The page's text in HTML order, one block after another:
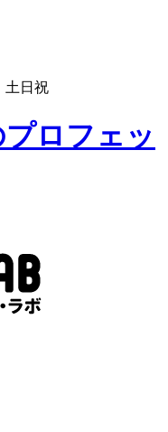
土日祝
ロフェッ